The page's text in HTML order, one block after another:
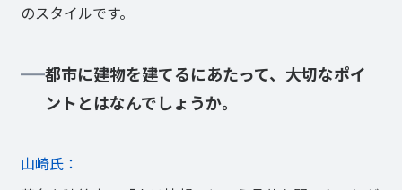
のスタイルです。
都市に建物を建てるにあたって、大切なポイ
ントとはなんでしょうか。
山崎氏：